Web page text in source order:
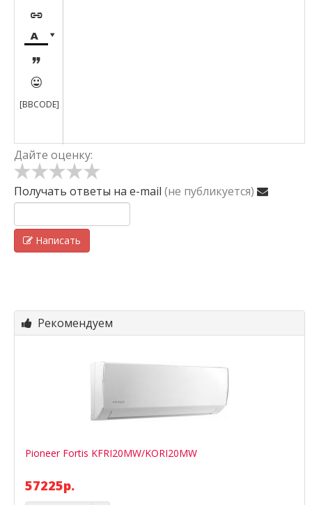





[BBCODE]
Дайте оценку:
Получать ответы на e-mail (не публикуется)
Написать
Рекомендуем
Pioneer Fortis KFRI20MW/KORI20MW
57225р.